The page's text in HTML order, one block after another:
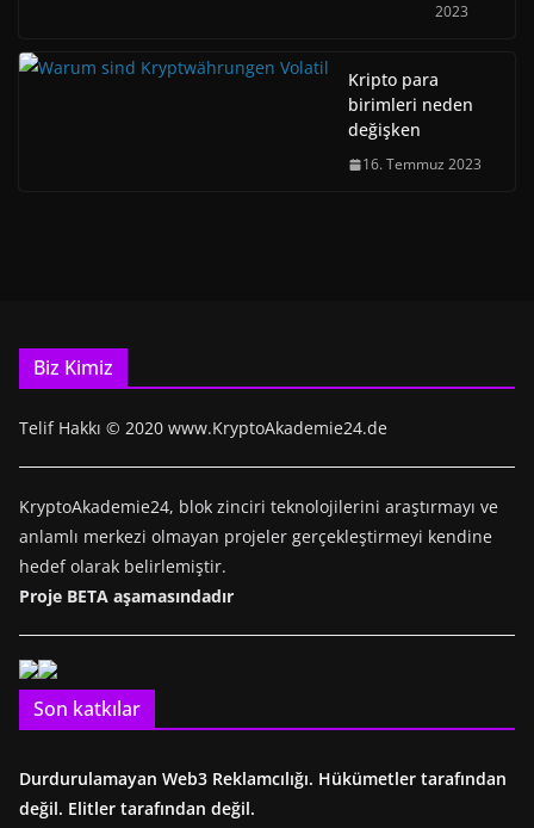
2023
Kripto para
birimleri neden
değişken
16. Temmuz 2023
Biz Kimiz
Telif Hakkı © 2020 www.KryptoAkademie24.de
KryptoAkademie24, blok zinciri teknolojilerini araştırmayı ve
anlamlı merkezi olmayan projeler gerçekleştirmeyi kendine
hedef olarak belirlemiştir.
Proje BETA aşamasındadır
Son katkılar
Durdurulamayan Web3 Reklamcılığı. Hükümetler tarafından
değil. Elitler tarafından değil.